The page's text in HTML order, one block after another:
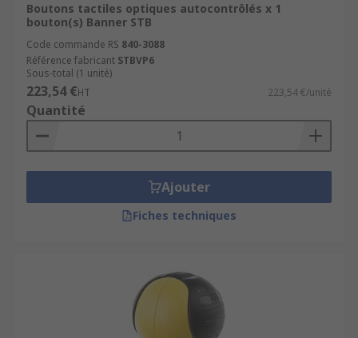
Boutons tactiles optiques autocontrôlés x 1
bouton(s) Banner STB
Code commande RS 840-3088
Référence fabricant STBVP6
Sous-total (1 unité)
223,54 €HT 223,54 €/unité
Quantité
Ajouter
Fiches techniques